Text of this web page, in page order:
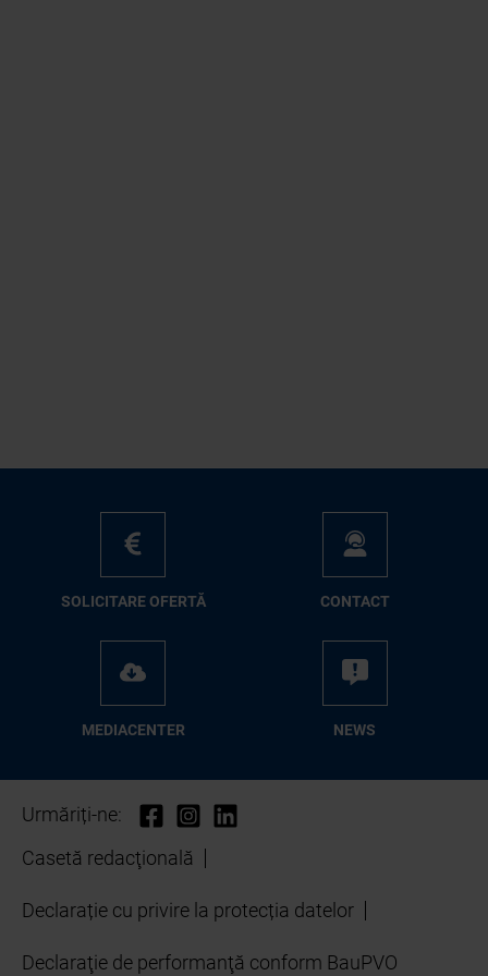
SO­LI­CI­TA­RE OFER­TĂ CON­TA­CT
ME­D­IA­CEN­TER NEWS
Urmăriți-ne:
Casetă redacţională
Declarație cu privire la protecția datelor
Declaraţie de performanţă conform BauPVO